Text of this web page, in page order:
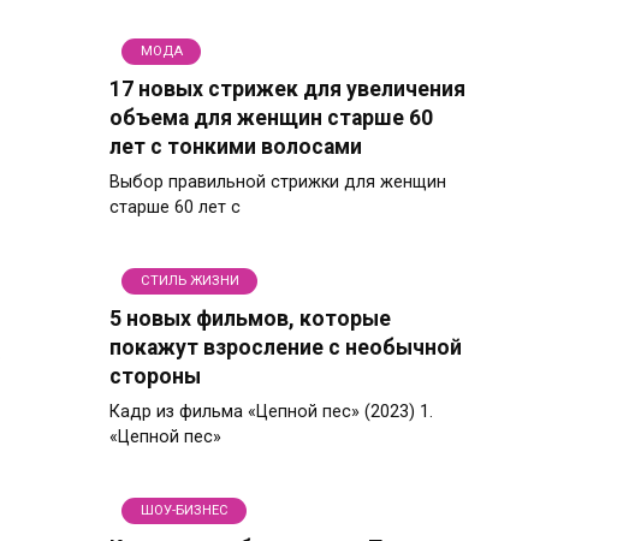
МОДА
17 новых стрижек для увеличения
объема для женщин старше 60
лет с тонкими волосами
Выбор правильной стрижки для женщин
старше 60 лет с
СТИЛЬ ЖИЗНИ
5 новых фильмов, которые
покажут взросление с необычной
стороны
Кадр из фильма «Цепной пес» (2023) 1.
«Цепной пес»
ШОУ-БИЗНЕС